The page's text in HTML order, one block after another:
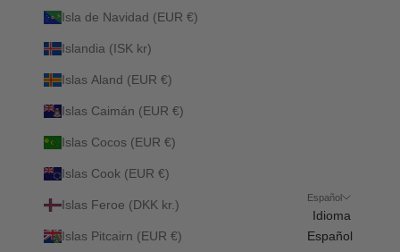
Isla de Navidad (EUR €)
Islandia (ISK kr)
Islas Aland (EUR €)
Islas Caimán (EUR €)
Islas Cocos (EUR €)
Islas Cook (EUR €)
Islas Feroe (DKK kr.)
Islas Pitcairn (EUR €)
Español
Idioma
Español